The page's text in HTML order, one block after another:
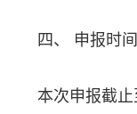
四、 申报时间
本次申报截止